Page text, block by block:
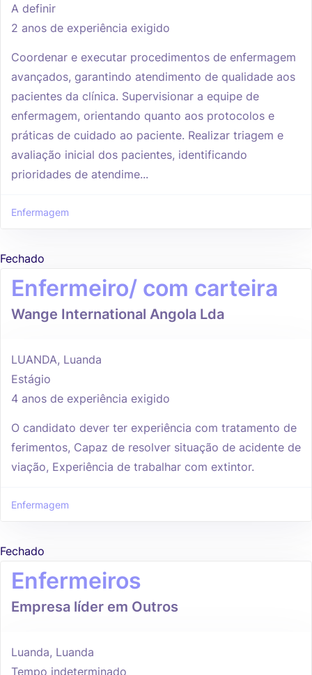
A definir
2 anos de experiência exigido
Coordenar e executar procedimentos de enfermagem
avançados, garantindo atendimento de qualidade aos
pacientes da clínica. Supervisionar a equipe de
enfermagem, orientando quanto aos protocolos e
práticas de cuidado ao paciente. Realizar triagem e
avaliação inicial dos pacientes, identificando
prioridades de atendime...
Enfermagem
Fechado
Enfermeiro/ com carteira
Wange International Angola Lda
LUANDA, Luanda
Estágio
4 anos de experiência exigido
O candidato dever ter experiência com tratamento de
ferimentos, Capaz de resolver situação de acidente de
viação, Experiência de trabalhar com extintor.
Enfermagem
Fechado
Enfermeiros
Empresa líder em Outros
Luanda, Luanda
Tempo indeterminado